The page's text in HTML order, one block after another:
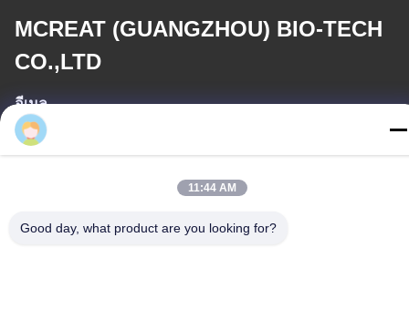
MCREAT (GUANGZHOU) BIO-TECH
CO.,LTD
อีเมล
11:44 AM
Good day, what product are you looking for?